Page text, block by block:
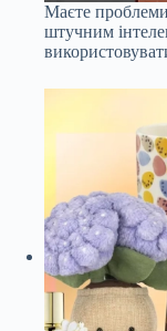
Маєте
штучним